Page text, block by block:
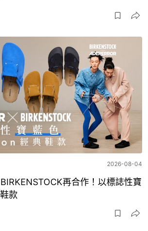
2026-08-04
再合作！以標誌性寶
款